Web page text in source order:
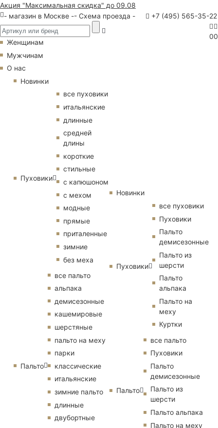
Акция "Максимальная скидка" до 09.08
- магазин в Москве -- Схема проезда - +7 (495) 565-35-22
00
Женщинам
Мужчинам
О нас
Новинки
Пуховики
все пуховики
итальянские
длинные
средней
длины
короткие
стильные
с капюшоном
с мехом
модные
прямые
приталенные
зимние
без меха
Пальто
все пальто
альпака
демисезонные
кашемировые
шерстяные
пальто на меху
парки
классические
итальянские
зимние пальто
длинные
двубортные
Новинки
Пуховики
все пуховики
Пуховики
Пальто
демисезонные
Пальто из
шерсти
Пальто
альпака
Пальто на
меху
Куртки
Пальто
все пальто
Пуховики
Пальто
демисезонные
Пальто из
шерсти
Пальто альпака
Пальто на меху